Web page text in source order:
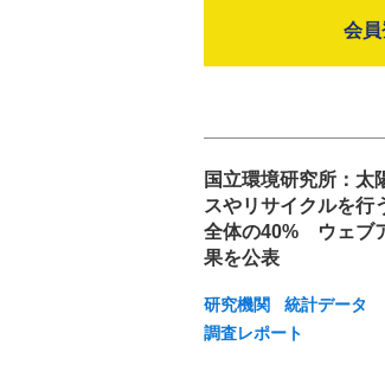
会
国立環境研究所：太
スやリサイクルを行
全体の40% ウェブ
果を公表
研究機関
統計データ
調査レポート